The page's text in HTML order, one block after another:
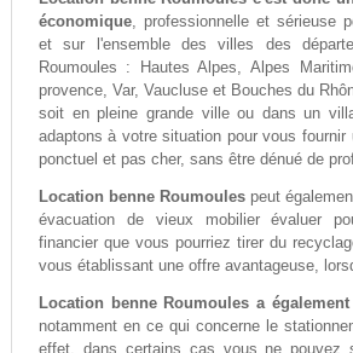
économique, professionnelle et sérieuse
et sur l'ensemble des villes des
Roumoules : Hautes Alpes, Alpes
provence, Var, Vaucluse et Bouches du
soit en pleine grande ville ou dans un
adaptons à votre situation pour vous fournir
ponctuel et pas cher, sans être dénué de
Location benne Roumoulespeut
évacuation de vieux mobilier évaluer
financier que vous pourriez tirer du
vous établissant une offre avantageuse,
Location benne Roumoules a
notamment en ce qui concerne le
effet, dans certains cas vous ne pouvez